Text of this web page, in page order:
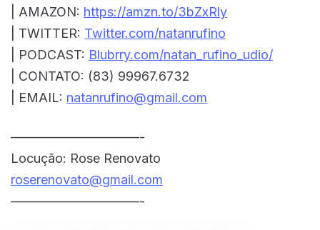
| AMAZON: https://amzn.to/3bZxRly
| TWITTER: Twitter.com/natanrufino
| PODCAST: Blubrry.com/natan_rufino_udio/
| CONTATO: (83) 99967.6732
| EMAIL: natanrufino@gmail.com
——————————-
Locução: Rose Renovato
roserenovato@gmail.com
——————————-